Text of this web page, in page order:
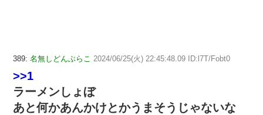
389: 名無しどんぶらこ 2024/06/25(火) 22:45:48.09 ID:l7T/Fobt0
>>1
ラーメンしょぼ
あと何かあんかけとかうまそうじゃないな